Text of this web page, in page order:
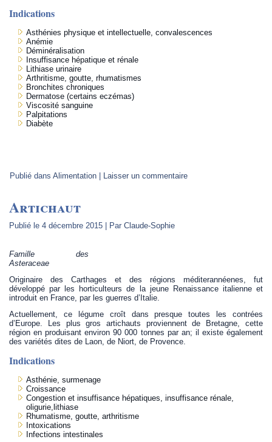
Indications
Asthénies physique et intellectuelle, convalescences
Anémie
Déminéralisation
Insuffisance hépatique et rénale
Lithiase urinaire
Arthritisme, goutte, rhumatismes
Bronchites chroniques
Dermatose (certains eczémas)
Viscosité sanguine
Palpitations
Diabète
Publié dans Alimentation Laisser un commentaire
Artichaut
Publié le 4 décembre 2015 Par Claude-Sophie
Famille des
Asteraceae
Originaire des Carthages et des régions méditerannéenes, fut
développé par les horticulteurs de la jeune Renaissance italienne et
introduit en France, par les guerres d’Italie.
Actuellement, ce légume croît dans presque toutes les contrées
d’Europe. Les plus gros artichauts proviennent de Bretagne, cette
région en produisant environ 90 000 tonnes par an; il existe également
des variétés dites de Laon, de Niort, de Provence.
Indications
Asthénie, surmenage
Croissance
Congestion et insuffisance hépatiques, insuffisance rénale,
oligurie,lithiase
Rhumatisme, goutte, arthritisme
Intoxications
Infections intestinales